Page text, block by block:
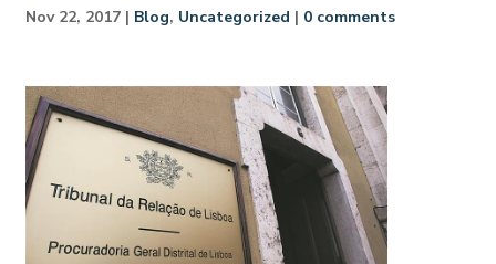
Nov 22, 2017| Blog, Uncategorized | 0 comments